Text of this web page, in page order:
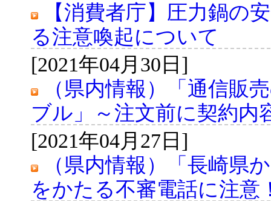
【消費者庁】圧力鍋の
る注意喚起について
[2021年04月30日]
（県内情報）「通信販
ブル」～注文前に契約内
[2021年04月27日]
（県内情報）「長崎県
をかたる不審電話に注意